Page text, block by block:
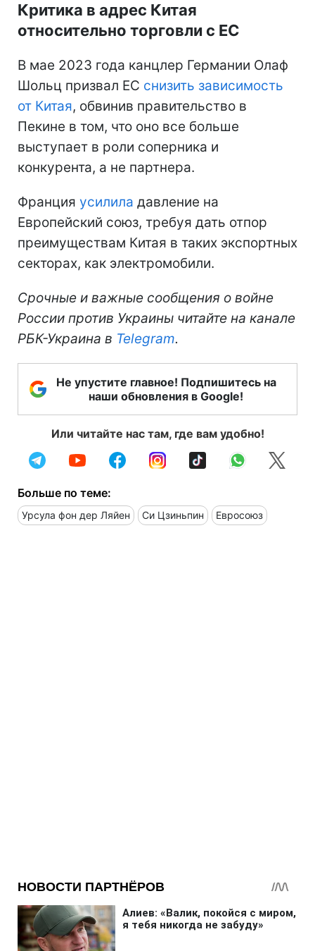
Критика в адрес Китая
относительно торговли с ЕС
В мае 2023 года канцлер Германии Олаф
Шольц призвал ЕС снизить зависимость
от Китая, обвинив правительство в
Пекине в том, что оно все больше
выступает в роли соперника и
конкурента, а не партнера.
Франция усилила давление на
Европейский союз, требуя дать отпор
преимуществам Китая в таких экспортных
секторах, как электромобили.
Срочные и важные сообщения о войне
России против Украины читайте на канале
РБК-Украина в Telegram.
Не упустите главное! Подпишитесь на
наши обновления в Google!
Или читайте нас там, где вам удобно!
Больше по теме:
Урсула фон дер Ляйен Си Цзиньпин Евросоюз